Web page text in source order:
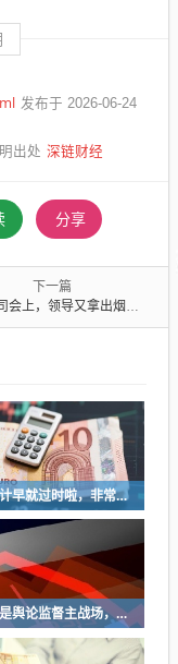
发布于 2026-06-24
出处 深链财经
分享
下一篇
出烟点上，一个柔弱的女声响起：请别抽烟了，我还怀着孕
卧铺车设计早就过时啦，非常不具备人性化
互联网已是舆论监督主战场，让我们用这五点珍惜它